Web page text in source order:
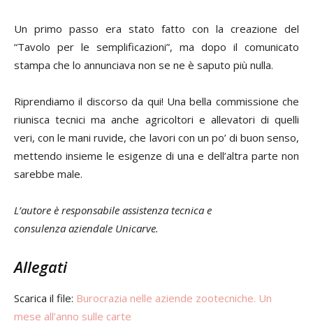
Un primo passo era stato fatto con la creazione del
“Tavolo per le semplificazioni”, ma dopo il comunicato
stampa che lo annunciava non se ne è saputo più nulla.
Riprendiamo il discorso da qui! Una bella commissione che
riunisca tecnici ma anche agricoltori e allevatori di quelli
veri, con le mani ruvide, che lavori con un po’ di buon senso,
mettendo insieme le esigenze di una e dell’altra parte non
sarebbe male.
L’autore è responsabile assistenza tecnica e
consulenza aziendale Unicarve.
Allegati
Scarica il file: Burocrazia nelle aziende zootecniche. Un
mese all’anno sulle carte